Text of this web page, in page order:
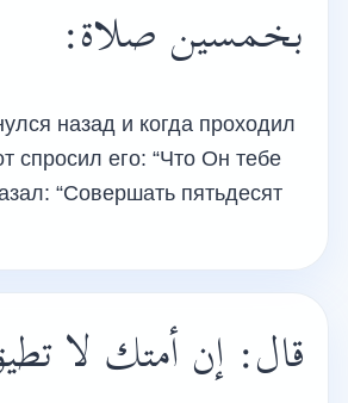
بخمسين صلاة:
назад и когда проходил
спросил его: “Что Он тебе
“Совершать пятьдесят
قال: إن أمتك لا